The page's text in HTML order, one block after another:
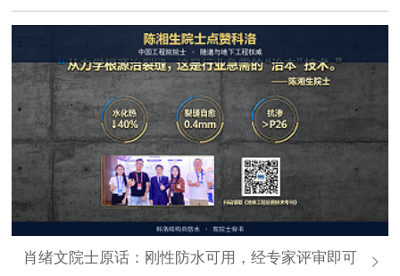
肖绪文院士原话：刚性防水可用，经专家评审即可